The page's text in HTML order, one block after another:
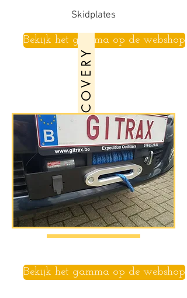
Skidplates
Bekijk het gamma op de webshop
R E C O V E R Y
Bekijk het gamma op de webshop